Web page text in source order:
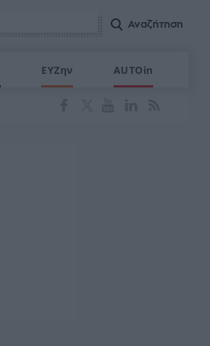
ΕΥΖην AUTOin